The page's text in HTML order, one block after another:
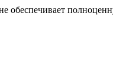
обеспечивает